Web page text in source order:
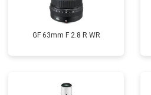
GF 63mm F 2.8 R WR